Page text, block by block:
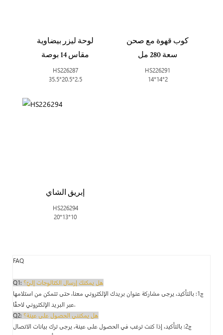
لوحة ليزر بيضاوية
مقاس 14 بوصة
HS226287
35.5*20.5*2.5
كوب قهوة مع صحن
سعة 280 مل
HS226291
14*14*2
إبريق الشاي
HS226294
20*13*10
FAQ
Q1: هل يمكنك إرسال الكتالوجات إليّ؟
ج1: بالتأكيد، يرجى مشاركة عنوان بريدك الإلكتروني معنا، حتى تتمكن من استلامها
عبر البريد الإلكتروني لاحقًا.
Q2: هل يمكنني الحصول على عينة؟
ج2: بالتأكيد، إذا كنت ترغب في الحصول على عينة، يرجى ترك بيانات الاتصال